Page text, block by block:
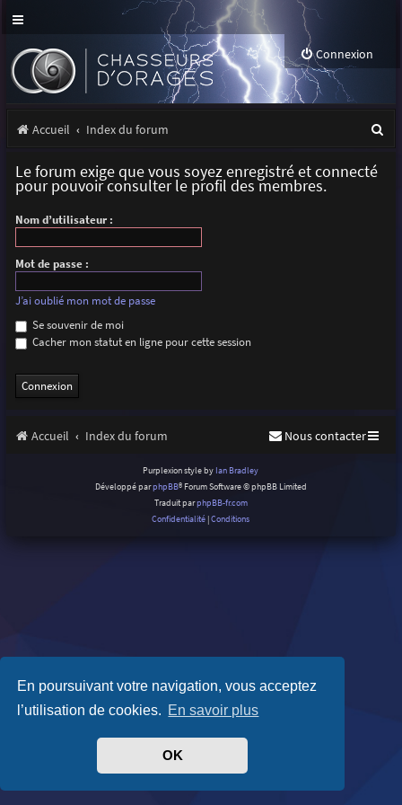
En poursuivant votre navigation, vous acceptez
l’utilisation de cookies. En savoir plus
OK
Connexion
Accueil Index du forum
Le forum exige que vous soyez enregistré et connecté
pour pouvoir consulter le profil des membres.
Nom d’utilisateur :
Mot de passe :
J’ai oublié mon mot de passe
Se souvenir de moi
Cacher mon statut en ligne pour cette session
Accueil Index du forum Nous contacter
Purplexion style by Ian Bradley
Développé parphpBB® Forum Software © phpBB Limited
Traduit parphpBB-fr.com
Confidentialité |Conditions